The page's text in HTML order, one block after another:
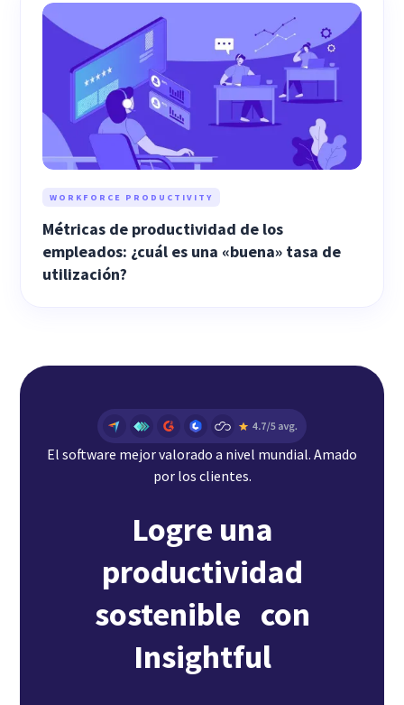
WORKFORCE PRODUCTIVITY
Métricas de productividad de los
empleados: ¿cuál es una «buena» tasa de
utilización?
El software mejor valorado a nivel mundial. Amado
por los clientes.
Logre una
productividad
sostenible con
Insightful